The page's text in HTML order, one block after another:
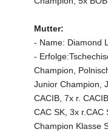
Mutter:
- Name: Diamond
-
Champion,
Junior Champion,
CACIB, 7x r.
CAC SK, 3x r.CAC
Champion Klasse